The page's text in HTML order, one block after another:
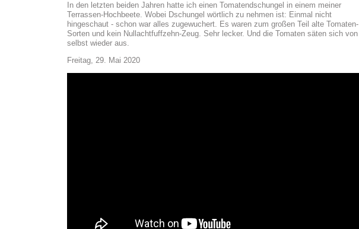
In den letzten beiden Jahren hatte ich einen Tomatendschungel in einem meiner
Terrassen-Hochbeete. Wobei Dschungel wörtlich zu nehmen ist: Einmal nicht
hingeschaut - schon war alles zugewuchert. Es waren zum großen Teil alte Tomaten-
Sorten und kein Nullachtfuffzehn-Zeug. Sehr lecker. Und die Tomaten säten sich von
selbst wieder aus.
Freitag, 29. Mai 2020